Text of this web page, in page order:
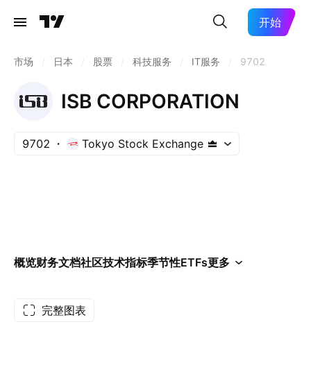
开始
市场 日本 股票 科技服务 IT服务 9702
ISB CORPORATION
9702 Tokyo Stock Exchange
概览财务文档社区技术指标季节性ETFs更多
完整图表